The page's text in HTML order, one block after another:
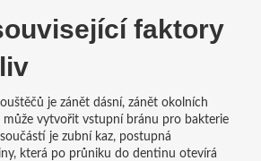
faktory
je zánět dásní, zánět okolních
může vytvořit vstupní bránu pro bakterie
je zubní kaz, postupná
která po průniku do dentinu otevírá